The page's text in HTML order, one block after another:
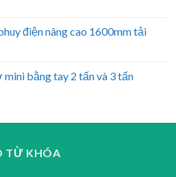
điện nâng cao 1600mm tải
mini bằng tay 2 tấn và 3 tấn
TỪ KHÓA